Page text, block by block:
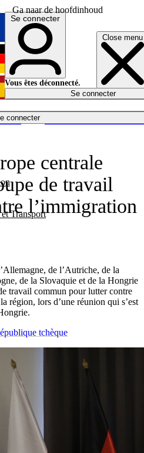
Ga naar de hoofdinhoud
Close menu
connecter
Transport
English
Deutsch
Español
Se connecter
Vous êtes déconnecté.
Se connecter
centrale
de travail
l’immigration
de l’Autriche, de la
de la Slovaquie et de la Hongrie
travail commun pour lutter contre
région, lors d’une réunion qui s’est
tchèque